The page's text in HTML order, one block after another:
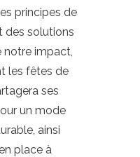
principes de
des solutions
notre impact,
les fêtes de
ses
un mode
ainsi
place à